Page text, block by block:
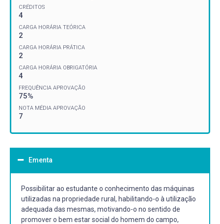
CRÉDITOS
4
CARGA HORÁRIA TEÓRICA
2
CARGA HORÁRIA PRÁTICA
2
CARGA HORÁRIA OBRIGATÓRIA
4
FREQUÊNCIA APROVAÇÃO
75%
NOTA MÉDIA APROVAÇÃO
7
Ementa
Possibilitar ao estudante o conhecimento das máquinas
utilizadas na propriedade rural, habilitando-o à utilização
adequada das mesmas, motivando-o no sentido de
promover o bem estar social do homem do campo,